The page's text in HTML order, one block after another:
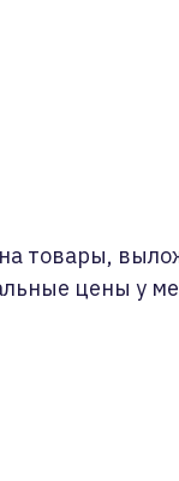
товары,
цены у